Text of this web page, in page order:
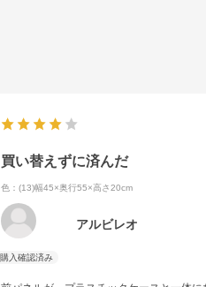
買い替えずに済んだ
色：(13)幅45×奥行55×高さ20cm
アルビレオ